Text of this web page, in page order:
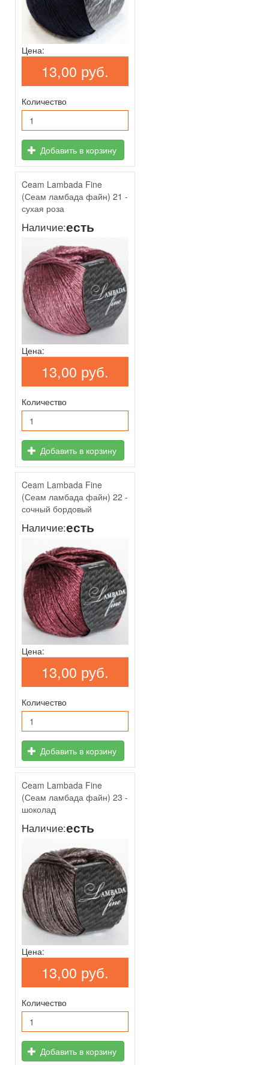
Цена:
13,00 руб.
Количество
Добавить в корзину
Ceam Lambada Fine
(Сеам ламбада файн) 21 -
сухая роза
Наличие:есть
Цена:
13,00 руб.
Количество
Добавить в корзину
Ceam Lambada Fine
(Сеам ламбада файн) 22 -
сочный бордовый
Наличие:есть
Цена:
13,00 руб.
Количество
Добавить в корзину
Ceam Lambada Fine
(Сеам ламбада файн) 23 -
шоколад
Наличие:есть
Цена:
13,00 руб.
Количество
Добавить в корзину